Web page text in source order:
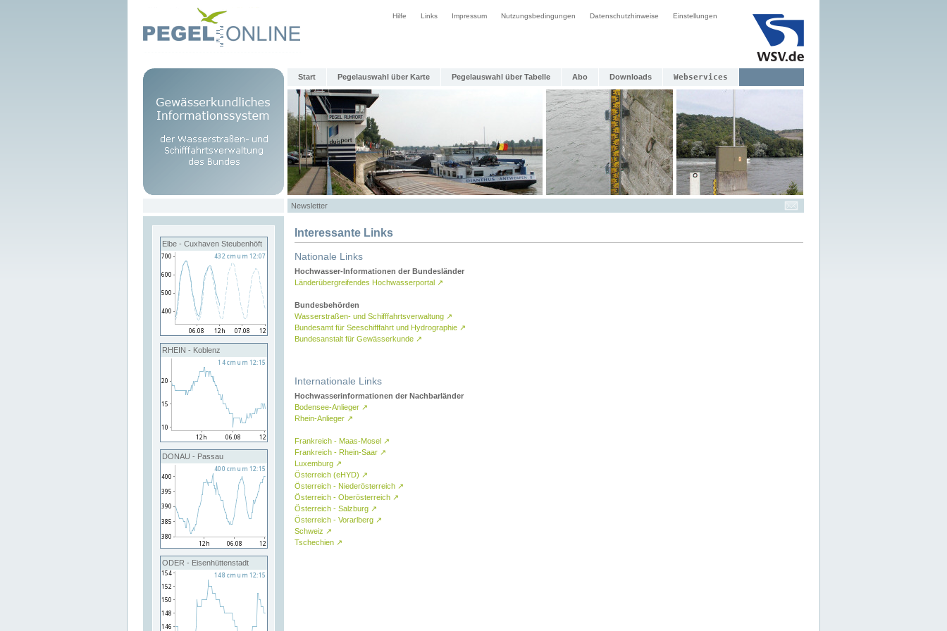
Hilfe Links Impressum Nutzungsbedingungen Datenschutzhinweise Einstellungen
Start Pegelauswahl über Karte Pegelauswahl über Tabelle Abo Downloads Webservices
Newsletter
Elbe - Cuxhaven Steubenhöft
RHEIN - Koblenz
DONAU - Passau
ODER - Eisenhüttenstadt
Interessante Links
Nationale Links
Hochwasser-Informationen der Bundesländer
Länderübergreifendes Hochwasserportal ↗
Bundesbehörden
Wasserstraßen- und Schifffahrtsverwaltung ↗
Bundesamt für Seeschifffahrt und Hydrographie ↗
Bundesanstalt für Gewässerkunde ↗
Internationale Links
Hochwasserinformationen der Nachbarländer
Bodensee-Anlieger ↗
Rhein-Anlieger ↗
Frankreich - Maas-Mosel ↗
Frankreich - Rhein-Saar ↗
Luxemburg ↗
Österreich (eHYD) ↗
Österreich - Niederösterreich ↗
Österreich - Oberösterreich ↗
Österreich - Salzburg ↗
Österreich - Vorarlberg ↗
Schweiz ↗
Tschechien ↗